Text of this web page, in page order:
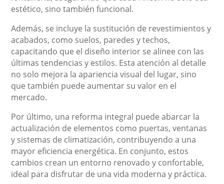
estético, sino también funcional.
Además, se incluye la sustitución de revestimientos y
acabados, como suelos, paredes y techos,
capacitando que el diseño interior se alinee con las
últimas tendencias y estilos. Esta atención al detalle
no solo mejora la apariencia visual del lugar, sino
que también puede aumentar su valor en el
mercado.
Por último, una reforma integral puede abarcar la
actualización de elementos como puertas, ventanas
y sistemas de climatización, contribuyendo a una
mayor eficiencia energética. En conjunto, estos
cambios crean un entorno renovado y confortable,
ideal para disfrutar de una vida moderna y práctica.